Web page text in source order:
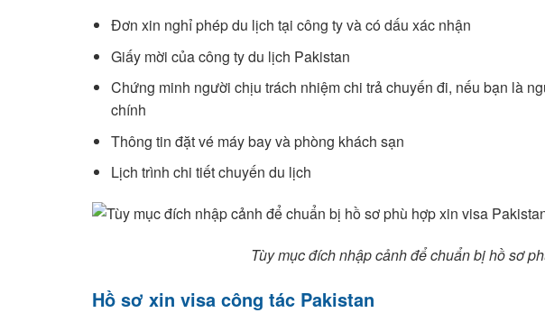
Đơn xin nghỉ phép du lịch tại công ty và có dấu xác nhận
Giấy mời của công ty du lịch Pakistan
Chứng minh người chịu trách nhiệm chi trả chuyến đi, nếu bạn là
chính
Thông tin đặt vé máy bay và phòng khách sạn
Lịch trình chi tiết chuyến du lịch
Tùy mục đích nhập cảnh để chuẩn bị hồ sơ
Hồ sơ xin visa công tác Pakistan